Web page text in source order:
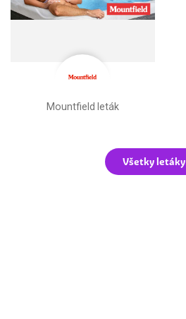
Mountfield leták
Všetky letáky